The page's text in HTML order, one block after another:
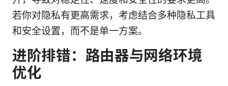
若你对隐私有更高需求，考虑结合多种隐私工具
和安全设置，而不是单一方案。
进阶排错：路由器与网络环境
优化